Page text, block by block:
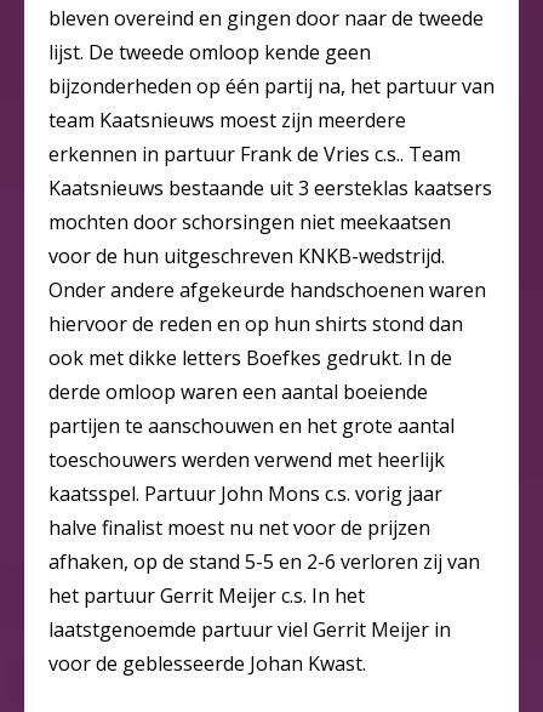
bleven overeind en gingen door naar de tweede
lijst. De tweede omloop kende geen
bijzonderheden op één partij na, het partuur van
team Kaatsnieuws moest zijn meerdere
erkennen in partuur Frank de Vries c.s.. Team
Kaatsnieuws bestaande uit 3 eersteklas kaatsers
mochten door schorsingen niet meekaatsen
voor de hun uitgeschreven KNKB-wedstrijd.
Onder andere afgekeurde handschoenen waren
hiervoor de reden en op hun shirts stond dan
ook met dikke letters Boefkes gedrukt. In de
derde omloop waren een aantal boeiende
partijen te aanschouwen en het grote aantal
toeschouwers werden verwend met heerlijk
kaatsspel. Partuur John Mons c.s. vorig jaar
halve finalist moest nu net voor de prijzen
afhaken, op de stand 5-5 en 2-6 verloren zij van
het partuur Gerrit Meijer c.s. In het
laatstgenoemde partuur viel Gerrit Meijer in
voor de geblesseerde Johan Kwast.